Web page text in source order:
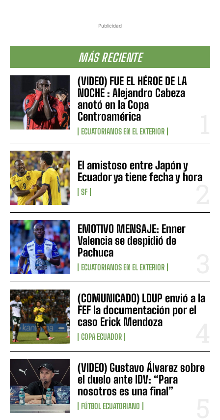
Publicidad
MÁS RECIENTE
(VIDEO) FUE EL HÉROE DE LA
NOCHE : Alejandro Cabeza
anotó en la Copa
Centroamérica
ECUATORIANOS EN EL EXTERIOR
El amistoso entre Japón y
Ecuador ya tiene fecha y hora
SF
EMOTIVO MENSAJE: Enner
Valencia se despidió de
Pachuca
ECUATORIANOS EN EL EXTERIOR
(COMUNICADO) LDUP envió a la
FEF la documentación por el
caso Erick Mendoza
COPA ECUADOR
(VIDEO) Gustavo Álvarez sobre
el duelo ante IDV: “Para
nosotros es una final”
FÚTBOL ECUATORIANO